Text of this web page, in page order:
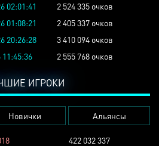
02:01:41
2 524 335 очков
01:08:21
2 405 337 очков
20:26:28
3 410 094 очков
2 555 768 очков
ИГРОКИ
Новички Альянсы
422 032 337